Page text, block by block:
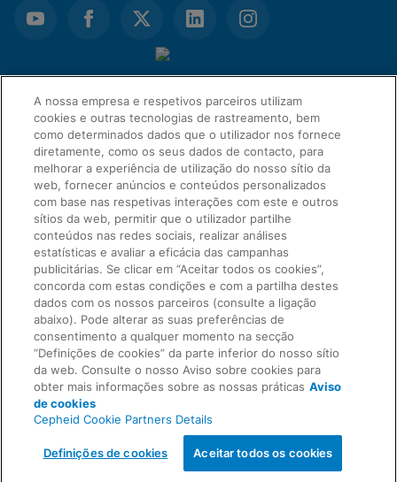
LIGAÇÕES RÁPIDAS
Sobre nós
Carreiras
Contacte-nos
AVISOS LEGAIS
Privacidade
ACORDOS
Acordo de tratamento de dados
registadas da Cepheid, registadas nos E.U.A. e outros países.
A nossa empresa e respetivos parceiros utilizam
cookies e outras tecnologias de rastreamento, bem
como determinados dados que o utilizador nos fornece
diretamente, como os seus dados de contacto, para
melhorar a experiência de utilização do nosso sítio da
web, fornecer anúncios e conteúdos personalizados
com base nas respetivas interações com este e outros
sítios da web, permitir que o utilizador partilhe
conteúdos nas redes sociais, realizar análises
estatísticas e avaliar a eficácia das campanhas
publicitárias. Se clicar em “Aceitar todos os cookies”,
concorda com estas condições e com a partilha destes
dados com os nossos parceiros (consulte a ligação
abaixo). Pode alterar as suas preferências de
consentimento a qualquer momento na secção
“Definições de cookies” da parte inferior do nosso sítio
da web. Consulte o nosso Aviso sobre cookies para
obter mais informações sobre as nossas práticas Aviso
de cookies
Cepheid Cookie Partners Details
Definições de cookies Aceitar todos os cookies